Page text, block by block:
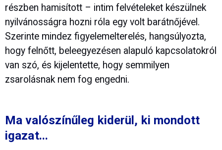
részben hamisított – intim felvételeket készülnek
nyilvánosságra hozni róla egy volt barátnőjével.
Szerinte mindez figyelemelterelés, hangsúlyozta,
hogy felnőtt, beleegyezésen alapuló kapcsolatokról
van szó, és kijelentette, hogy semmilyen
zsarolásnak nem fog engedni.
Ma valószínűleg kiderül, ki mondott
igazat...